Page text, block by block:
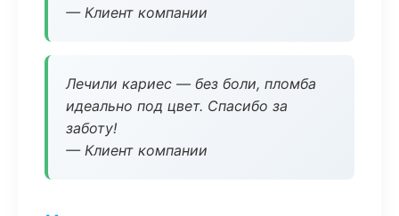
— Клиент компании
Лечили кариес — без боли, пломба
идеально под цвет. Спасибо за
заботу!
— Клиент компании